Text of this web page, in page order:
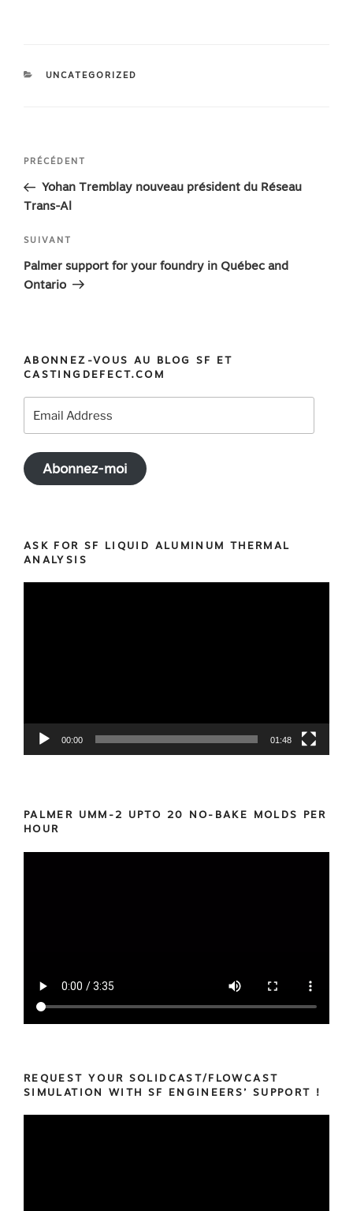
CATÉGORIES
UNCATEGORIZED
Navigation
l’article
Article
précédent
PRÉCÉDENT
Yohan Tremblay nouveau président du Réseau
Trans-Al
Article
suivant
SUIVANT
Palmer support for your foundry in Québec and
Ontario
ABONNEZ-VOUS AU BLOG SF ET
CASTINGDEFECT.COM
Abonnez-moi
ASK FOR SF LIQUID ALUMINUM THERMAL
ANALYSIS
00:00 01:48
PALMER UMM-2 UPTO 20 NO-BAKE MOLDS PER
HOUR
REQUEST YOUR SOLIDCAST/FLOWCAST
SIMULATION WITH SF ENGINEERS’ SUPPORT !